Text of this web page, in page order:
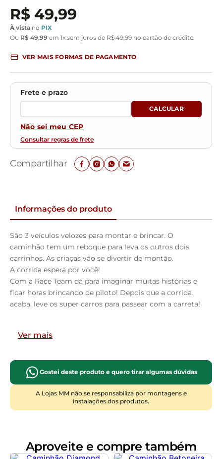
R$ 49,99
À vista no PIX
Ou R$ 49,99 em 1x sem juros de R$ 49 99 no cartão de crédito
VER MAIS FORMAS DE PAGAMENTO
Não sei meu CEP
Consultar regras de frete
Compartilhar
Informações do produto
São 3 veículos velozes para montar e brincar. O
caminhão tem um reboque para leva os outros dois
carrinhos. As criaças vão se divertir de montão.
A corrida espera por você!
Com a Race Team dá para imaginar muitas histórias e
ficar horas brincando de piloto! Depois que a corrida
acaba, leve os super carros para passear com a carreta!
Conteúdo da Embalagem: 26 peças para montar
Certificação CE-BRI-INNAC-00877-01A.
Ver mais
Gostei deste produto e quero tirar algumas dúvidas
A Lojas MM não se responsabiliza por montagens e
instalações dos produtos.
Aproveite e compre também